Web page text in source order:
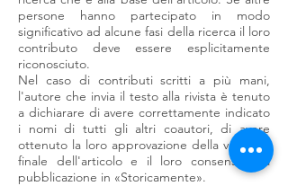
persone hanno partecipato in modo
significativo ad alcune fasi della ricerca il loro
contributo deve essere esplicitamente
riconosciuto.
Nel caso di contributi scritti a più mani,
l'autore che invia il testo alla rivista è tenuto
a dichiarare di avere correttamente indicato
i nomi di tutti gli altri coautori, di avere
ottenuto la loro approvazione della versione
finale dell'articolo e il loro consenso alla
pubblicazione in «Storicamente».